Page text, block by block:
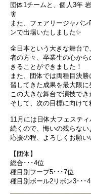
団体1チームと、個人3年
🧚
また、フェアリージャパ
ンで出場いたしました✨️
全日本という大きな舞台
者の方々、卒業生の心か
きることができました！
また、団体では両種目決
習してきた成果を最大限
この大きな舞台で演技で
そして、次の目標に向け
11月には日体大フェステ
続くので、悔いの残らな
応援の程、よろしくお願
【団体】
総合･･･4位
種目別フープ5･･･7位
種目別ボール2リボン3･･･